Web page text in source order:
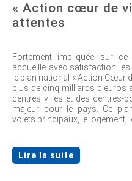
« Action cœur de
attentes
Fortement impliquée sur ce
accueille avec satisfaction
le plan national « Action Cœur
plus de cinq milliards d’euros
centres villes et des centres-
majeur pour le pays. Ce
volets principaux, le logement,
Lire la suite